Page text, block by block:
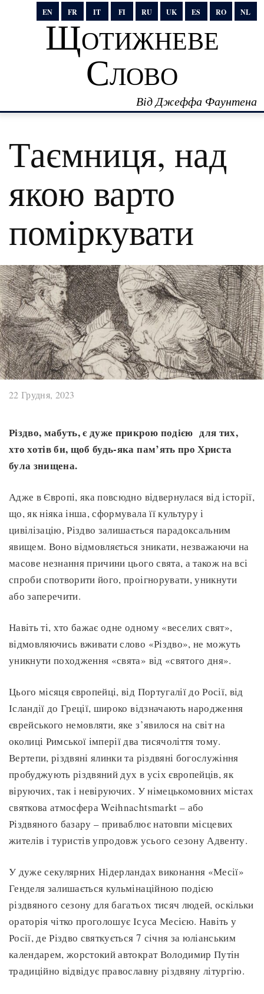
EN FR IT FI RU UK ES RO NL
Щотижневе
Слово
Від Джеффа Фаунтена
Таємниця, над
якою варто
поміркувати
22 Грудня, 2023
Різдво, мабуть, є дуже прикрою подією для тих,
хто хотів би, щоб будь-яка пам’ять про Христа
була знищена.
Адже в Європі, яка повсюдно відвернулася від історії,
що, як ніяка інша, сформувала її культуру і
цивілізацію, Різдво залишається парадоксальним
явищем. Воно відмовляється зникати, незважаючи на
масове незнання причини цього свята, а також на всі
спроби спотворити його, проігнорувати, уникнути
або заперечити.
Навіть ті, хто бажає одне одному «веселих свят»,
відмовляючись вживати слово «Різдво», не можуть
уникнути походження «свята» від «святого дня».
Цього місяця європейці, від Португалії до Росії, від
Ісландії до Греції, широко відзначають народження
єврейського немовляти, яке з’явилося на світ на
околиці Римської імперії два тисячоліття тому.
Вертепи, різдвяні ялинки та різдвяні богослужіння
пробуджують різдвяний дух в усіх європейців, як
віруючих, так і невіруючих. У німецькомовних містах
святкова атмосфера Weihnachtsmarkt – або
Різдвяного базару – приваблює натовпи місцевих
жителів і туристів упродовж усього сезону Адвенту.
У дуже секулярних Нідерландах виконання «Месії»
Генделя залишається кульмінаційною подією
різдвяного сезону для багатьох тисяч людей, оскільки
ораторія чітко проголошує Ісуса Месією. Навіть у
Росії, де Різдво святкується 7 січня за юліанським
календарем, жорстокий автократ Володимир Путін
традиційно відвідує православну різдвяну літургію.